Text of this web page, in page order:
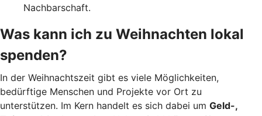
Nachbarschaft.
Was kann ich zu Weihnachten lokal
spenden?
In der Weihnachtszeit gibt es viele Möglichkeiten,
bedürftige Menschen und Projekte vor Ort zu
unterstützen. Im Kern handelt es sich dabei um Geld-,